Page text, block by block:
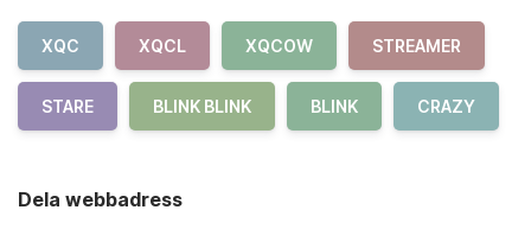
XQC XQCL XQCOW STREAMER
STARE BLINK BLINK BLINK CRAZY
Dela webbadress